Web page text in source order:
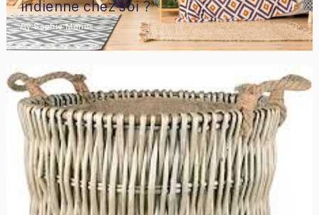
indienne chez soi ?
BySophie Marius